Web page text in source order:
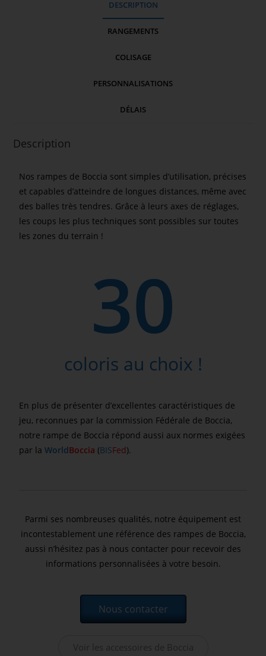
DESCRIPTION
RANGEMENTS
COLISAGE
PERSONNALISATIONS
DÉLAIS
Description
Nos rampes de Boccia sont simples d’utilisation, précises
et capables d’atteindre de longues distances, même avec
des balles très tendres. Grâce à leurs axes de réglages,
les coups les plus techniques sont possibles sur toutes
les zones du terrain !
30
coloris au choix !
En plus de présenter d’excellentes caractéristiques de
jeu, reconnues par la commission Fédérale de Boccia,
notre rampe de Boccia répond aussi aux normes exigées
par laWorldBoccia (BISFed).
Parmi ses nombreuses qualités, notre équipement est
incontestablement une référence des rampes de Boccia,
aussi n’hésitez pas à nous contacter pour recevoir des
informations personnalisées à votre besoin.
Nous contacter